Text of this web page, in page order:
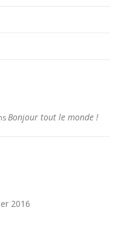
Bonjour tout le monde !
2016